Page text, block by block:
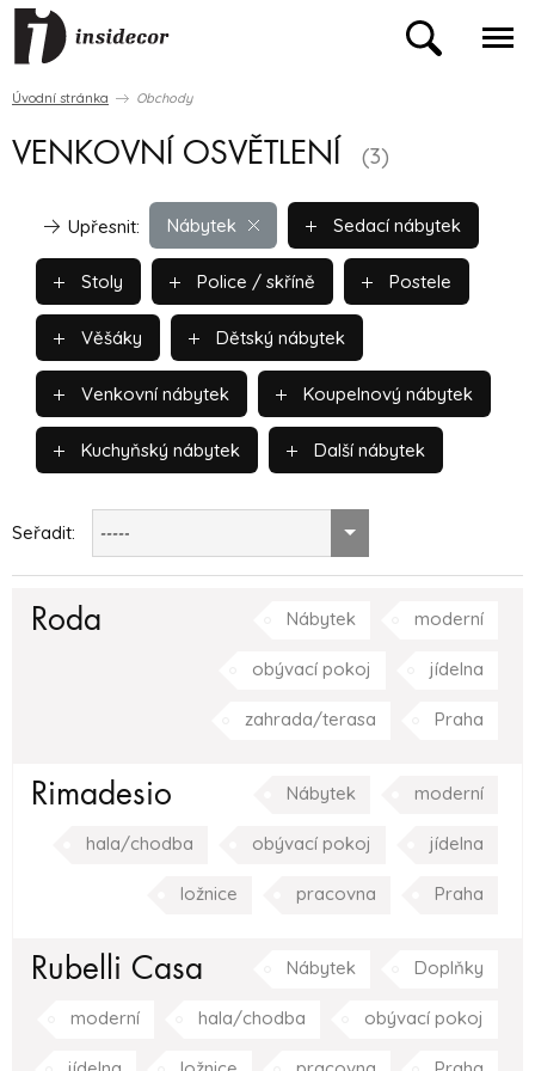
Úvodní stránka Obchody
VENKOVNÍ OSVĚTLENÍ (3)
Nábytek
Upřesnit: Sedací nábytek
Stoly Police / skříně Postele
Věšáky Dětský nábytek
Venkovní nábytek Koupelnový nábytek
Kuchyňský nábytek Další nábytek
Seřadit: -----
Roda Nábytek moderní
obývací pokoj jídelna
zahrada/terasa Praha
Rimadesio Nábytek moderní
hala/chodba obývací pokoj jídelna
ložnice pracovna Praha
Rubelli Casa Nábytek Doplňky
moderní hala/chodba obývací pokoj